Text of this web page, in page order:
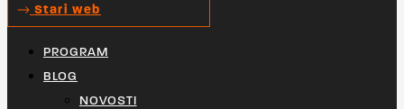
Stari web
PROGRAM
BLOG
NOVOSTI